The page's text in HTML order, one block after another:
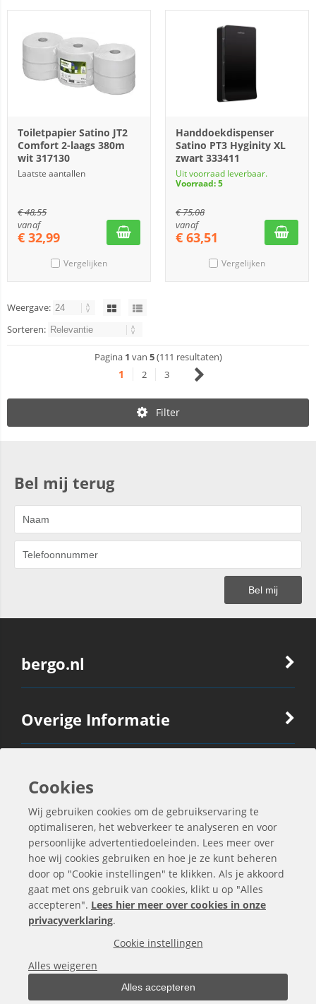
Toiletpapier Satino JT2
Comfort 2-laags 380m
wit 317130
Laatste aantallen
€48,55
vanaf
€ 32,99
Vergelijken
Handdoekdispenser
Satino PT3 Hyginity XL
zwart 333411
Uit voorraad leverbaar.
Voorraad: 5
€75,08
vanaf
€ 63,51
Vergelijken
Weergave:
Sorteren:
Pagina 1 van 5(111 resultaten)
1 2 3
Filter
Bel mij terug
bergo.nl
Overige Informatie
Ook Interessant
Contactgegevens
Alle bedragen zijn exclusief BTW
Cookies
Wij gebruiken cookies om de gebruikservaring te
optimaliseren, het webverkeer te analyseren en voor
persoonlijke advertentiedoeleinden. Lees meer over
hoe wij cookies gebruiken en hoe je ze kunt beheren
door op "Cookie instellingen" te klikken. Als je akkoord
gaat met ons gebruik van cookies, klikt u op "Alles
accepteren". Lees hier meer over cookies in onze
privacyverklaring.
Cookie instellingen
Alles weigeren
Alles accepteren